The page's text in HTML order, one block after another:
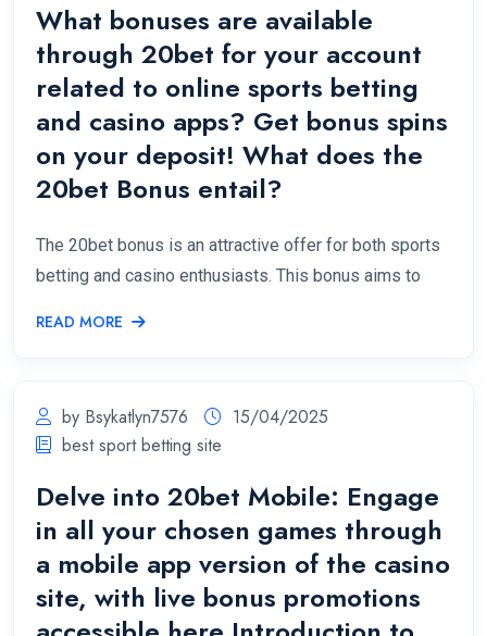
What bonuses are available
through 20bet for your account
related to online sports betting
and casino apps? Get bonus spins
on your deposit! What does the
20bet Bonus entail?
The 20bet bonus is an attractive offer for both sports
betting and casino enthusiasts. This bonus aims to
READ MORE
by Bsykatlyn7576
15/04/2025
best sport betting site
Delve into 20bet Mobile: Engage
in all your chosen games through
a mobile app version of the casino
site, with live bonus promotions